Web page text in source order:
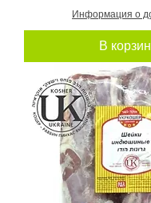
Информация о
В